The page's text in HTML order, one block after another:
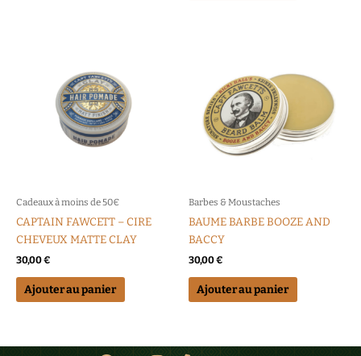
Cadeaux à moins de 50€
CAPTAIN FAWCETT – CIRE
CHEVEUX MATTE CLAY
30,00€
Ajouter au panier
Barbes & Moustaches
BAUME BARBE BOOZE AND
BACCY
30,00€
Ajouter au panier